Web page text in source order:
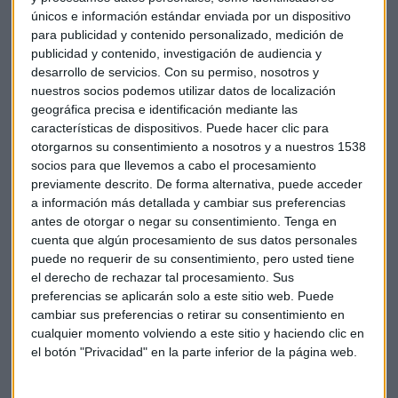
únicos e información estándar enviada por un dispositivo
para publicidad y contenido personalizado, medición de
publicidad y contenido, investigación de audiencia y
desarrollo de servicios. Con su permiso, nosotros y
nuestros socios podemos utilizar datos de localización
geográfica precisa e identificación mediante las
características de dispositivos. Puede hacer clic para
otorgarnos su consentimiento a nosotros y a nuestros 1538
socios para que llevemos a cabo el procesamiento
previamente descrito. De forma alternativa, puede acceder
a información más detallada y cambiar sus preferencias
antes de otorgar o negar su consentimiento. Tenga en
cuenta que algún procesamiento de sus datos personales
puede no requerir de su consentimiento, pero usted tiene
el derecho de rechazar tal procesamiento. Sus
preferencias se aplicarán solo a este sitio web. Puede
cambiar sus preferencias o retirar su consentimiento en
cualquier momento volviendo a este sitio y haciendo clic en
el botón "Privacidad" en la parte inferior de la página web.
trabajando”.
Con su incorporación al programa ‘Hoteles Amigos de
UNICEF’,el Hotel Alhambra Palace se une a las más de
cadenas, establecimientos hoteleros y asociaciones
españolasque ya se han comprometido a colaborar con la
organización. El objetivo principal es prevenir y luchar
contra laexplotación sexual comercial infantil en
República Dominicana,un país con una importante
actividad turística pero donde la falta de respuesta
institucional lo expone a la explotación sexual comercial. El
90% de las víctimas de la violencia sexual son niños y niñas.
Esta iniciativa pretende servir deplataforma para la
comunicación y la movilización del sector turístico
fin de mejorar la protección estos niños. Por ello, junto a los
demás centros involucrados en este proyecto, el Hotel